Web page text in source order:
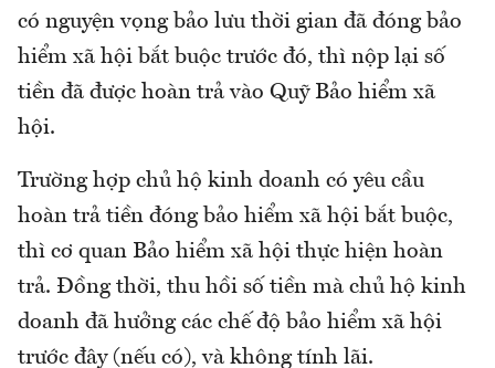
có nguyện vọng bảo lưu thời gian đã đóng bảo
hiểm xã hội bắt buộc trước đó, thì nộp lại số
tiền đã được hoàn trả vào Quỹ Bảo hiểm xã
hội.
Trường hợp chủ hộ kinh doanh có yêu cầu
hoàn trả tiền đóng bảo hiểm xã hội bắt buộc,
thì cơ quan Bảo hiểm xã hội thực hiện hoàn
trả. Đồng thời, thu hồi số tiền mà chủ hộ kinh
doanh đã hưởng các chế độ bảo hiểm xã hội
trước đây (nếu có), và không tính lãi.